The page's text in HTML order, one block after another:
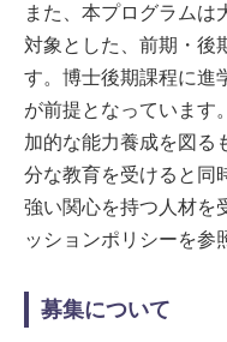
また、本プログラムは
対象とした、前期・後
す。博士後期課程に進
が前提となっています
加的な能力養成を図る
分な教育を受けると同
強い関心を持つ人材を
ッションポリシーを参
募集について